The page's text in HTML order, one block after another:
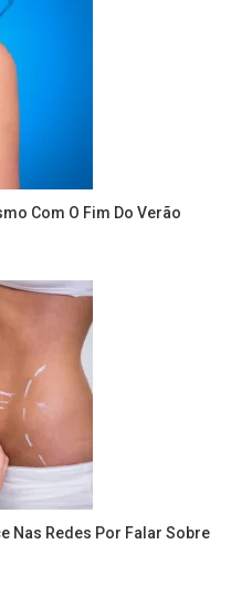
Com O Fim Do Verão
Nas Redes Por Falar Sobre